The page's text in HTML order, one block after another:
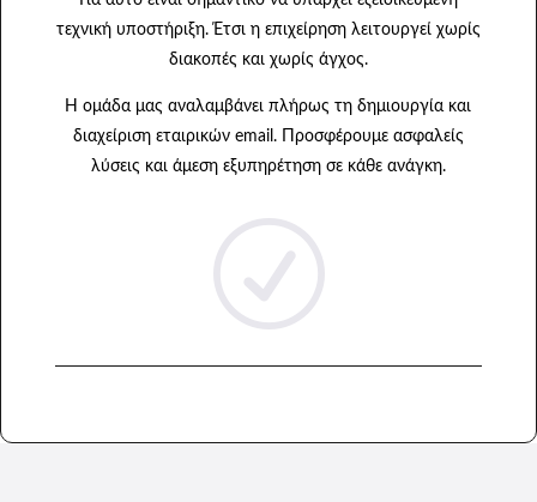
τεχνική υποστήριξη. Έτσι η επιχείρηση λειτουργεί χωρίς
διακοπές και χωρίς άγχος.
Η ομάδα μας αναλαμβάνει πλήρως τη δημιουργία και
διαχείριση εταιρικών email. Προσφέρουμε ασφαλείς
λύσεις και άμεση εξυπηρέτηση σε κάθε ανάγκη.
R